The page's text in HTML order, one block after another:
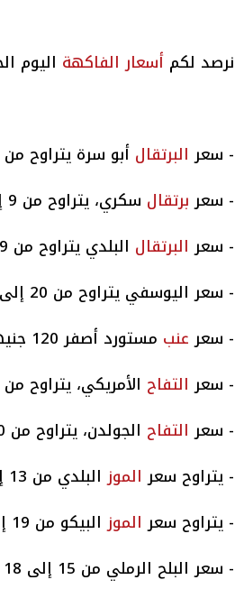
نرصد لكم أسعار الفاكهة اليوم الجمعة 21/3/2025 فى
- سعر البرتقال أبو سرة يتراوح من 15 إلى 20 جنيهًا.
- سعربرتقال سكري، يتراوح من 9 إلى 15 جنيهًا.
- سعر البرتقال البلدي يتراوح من 9 إلى 15 جنيهًا.
- سعر اليوسفي يتراوح من 20 إلى 35 جنيهًا.
- سعرعنب مستورد أصفر 120 جنيهًا.
- سعر التفاح الأمريكي، يتراوح من 50 لـ 100
- سعر التفاح الجولدن، يتراوح من 40 لـ 80 جنيهًا.
- يتراوح سعر الموزالبلدي من 13 إلى 17 جنيهًا.
- يتراوح سعر الموزالبيكو من 19 إلى 25 جنيهًا.
- سعر البلح الرملي من 15 إلى 18 جنيهًا.